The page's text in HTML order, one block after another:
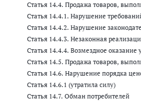
Статья 14.4. Продажа товаров,
Статья 14.4.1. Нарушение
Статья 14.4.2. Нарушение
Статья 14.4.3. Незаконная
Статья 14.4.4. Возмездное
Статья 14.5. Продажа товаров,
Статья 14.6. Нарушение порядка
Статья 14.6.1 (утратила силу)
Статья 14.7. Обман потребителей